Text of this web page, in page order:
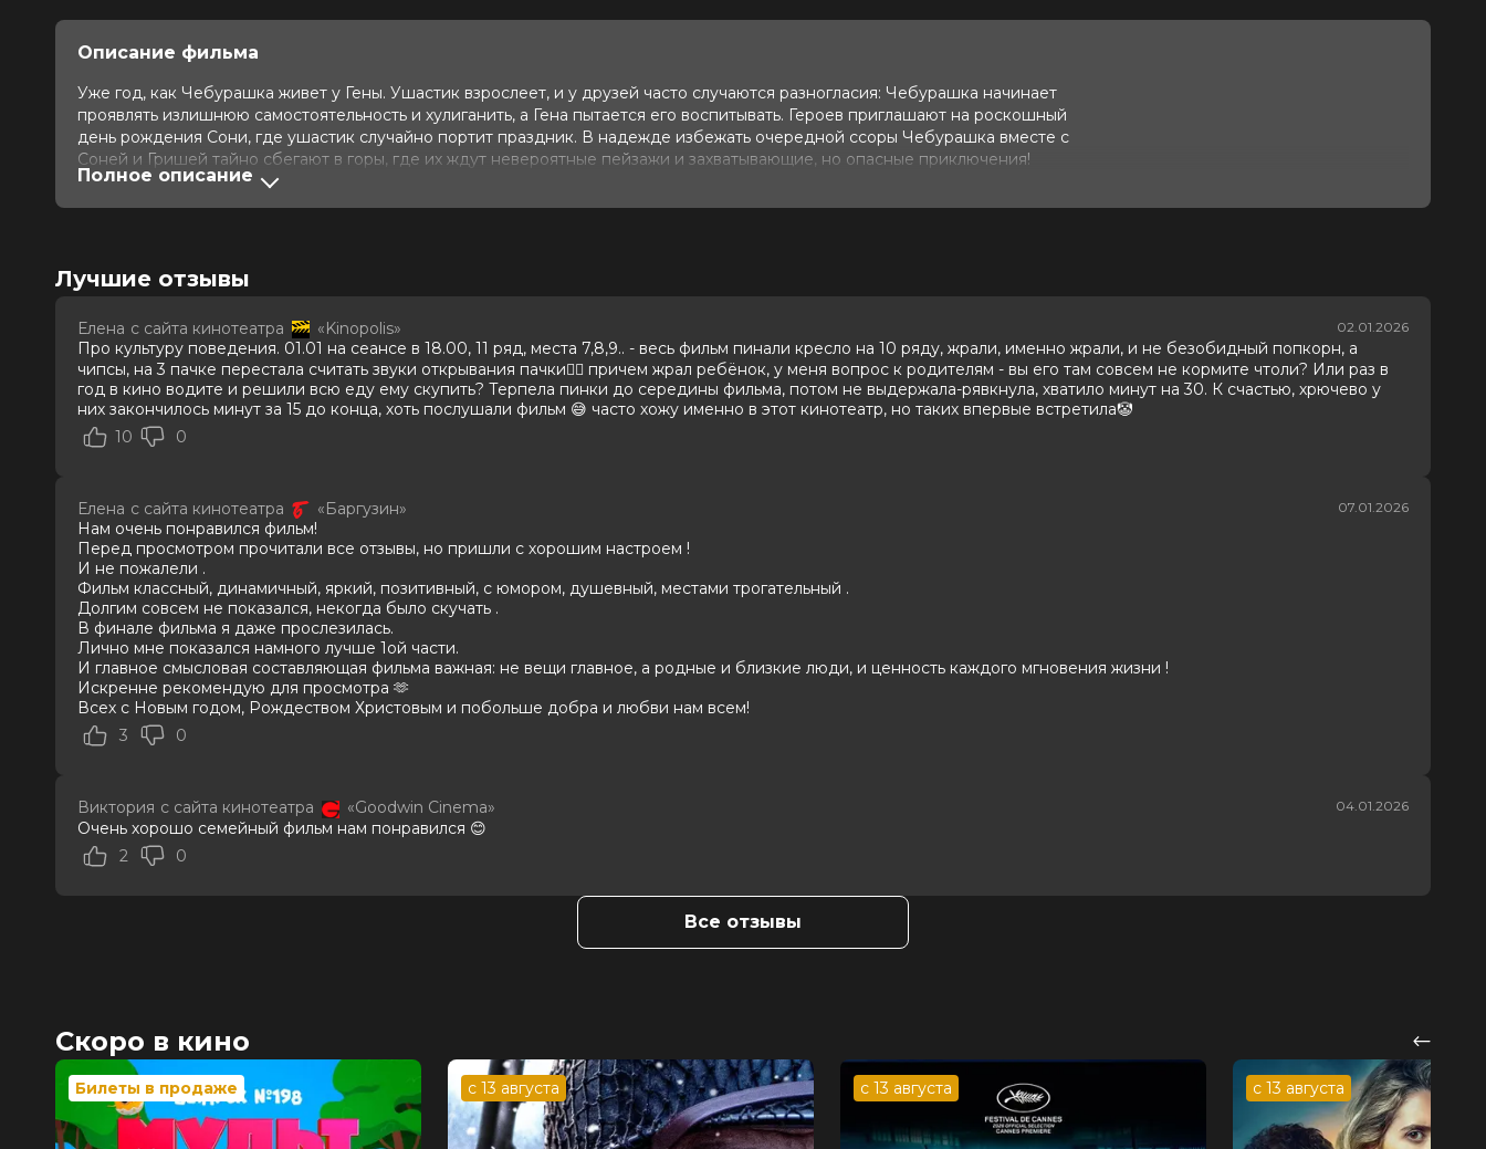
Описание фильма
Уже год, как Чебурашка живет у Гены. Ушастик взрослеет, и у друзей часто случаются разногласия: Чебурашка начинает
проявлять излишнюю самостоятельность и хулиганить, а Гена пытается его воспитывать. Героев приглашают на роскошный
день рождения Сони, где ушастик случайно портит праздник. В надежде избежать очередной ссоры Чебурашка вместе с
Соней и Гришей тайно сбегают в горы, где их ждут невероятные пейзажи и захватывающие, но опасные приключения!
Обнаружив пропажу, взрослые объединяются, чтобы вернуть детей домой. Смогут ли они исправить ситуацию и научиться
прислушиваться друг к другу?
Год
2025
Режиссер
Дмитрий Дьяченко
Актеры
Сергей Гармаш, Елена Яковлева, Ольга Кузьмина, Фёдор Добронравов,
Полина Максимова, Сергей Лавыгин, Дмитрий Лысенков, Артём Быстров,
Софья Зайка, Илья Кондратенко
Продюсеры
Эдуард Илоян, Виталий Шляппо, Денис Жалинский
Сценаристы
Жанр
В прокате
с 1 января до 25 февраля
Меморандум
до 4 февраля
Пушкинская картаМожно оплатить
Полное описание
Лучшие отзывы
Елена с сайта кинотеатра «Kinopolis» 02.01.2026
Про культуру поведения. 01.01 на сеансе в 18.00, 11 ряд, места 7,8,9.. - весь фильм пинали кресло на 10 ряду, жрали, именно жрали, и не безобидный попкорн, а
чипсы, на 3 пачке перестала считать звуки открывания пачки🤦‍♀️ причем жрал ребёнок, у меня вопрос к родителям - вы его там совсем не кормите чтоли? Или раз в
год в кино водите и решили всю еду ему скупить? Терпела пинки до середины фильма, потом не выдержала-рявкнула, хватило минут на 30. К счастью, хрючево у
них закончилось минут за 15 до конца, хоть послушали фильм 😅 часто хожу именно в этот кинотеатр, но таких впервые встретила🤡
10
0
Елена с сайта кинотеатра «Баргузин» 07.01.2026
Нам очень понравился фильм!
Перед просмотром прочитали все отзывы, но пришли с хорошим настроем !
И не пожалели .
Фильм классный, динамичный, яркий, позитивный, с юмором, душевный, местами трогательный .
Долгим совсем не показался, некогда было скучать .
В финале фильма я даже прослезилась.
Лично мне показался намного лучше 1ой части.
И главное смысловая составляющая фильма важная: не вещи главное, а родные и близкие люди, и ценность каждого мгновения жизни !
Искренне рекомендую для просмотра 🫶
Всех с Новым годом, Рождеством Христовым и побольше добра и любви нам всем!
3
0
Виктория с сайта кинотеатра «Goodwin Cinema» 04.01.2026
Очень хорошо семейный фильм нам понравился 😊
2
0
Все отзывы
Скоро в кино
Билеты в продаже с 13 августа с 13 августа с 13 августа